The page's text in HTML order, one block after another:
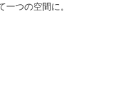
つの空間に。